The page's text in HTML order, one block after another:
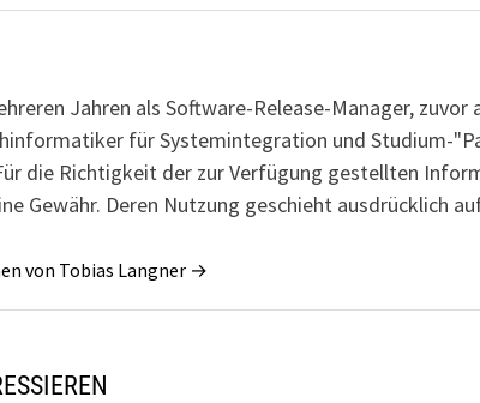
Jahren als Software-Release-Manager,
für Systemintegration und Studium-
die Richtigkeit der zur Verfügung gestellten
Gewähr. Deren Nutzung geschieht ausdrücklich
von Tobias Langner →